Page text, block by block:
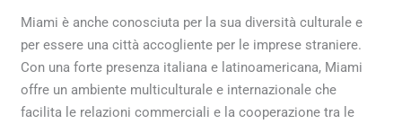
Miami è anche conosciuta per la sua diversità culturale e
per essere una città accogliente per le imprese straniere.
Con una forte presenza italiana e latinoamericana, Miami
offre un ambiente multiculturale e internazionale che
facilita le relazioni commerciali e la cooperazione tra le